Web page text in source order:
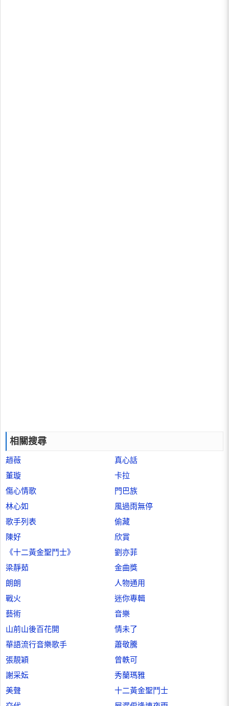
相關搜尋
趙薇
真心話
董璇
卡拉
傷心情歌
門巴族
林心如
風過雨無停
歌手列表
偷藏
陳好
欣賞
《十二黃金聖鬥士》
劉亦菲
梁靜茹
金曲獎
朗朗
人物通用
戰火
迷你專輯
藝術
音樂
山前山後百花開
情未了
華語流行音樂歌手
蕭敬騰
張靚穎
曾軼可
謝采妘
秀蘭瑪雅
美聲
十二黃金聖鬥士